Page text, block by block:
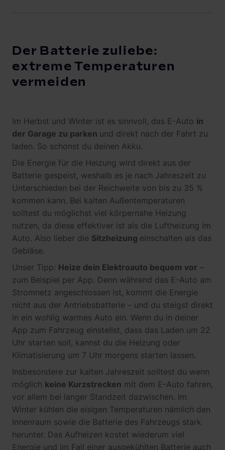
Der Batterie zuliebe:
extreme Temperaturen
vermeiden
Im Herbst und Winter ist es sinnvoll, das E-Auto in
der Garage zu parken und direkt nach der Fahrt zu
laden. So schonst du deinen Akku.
Die Energie für die Heizung wird direkt aus der
Batterie gespeist, weshalb es je nach Jahreszeit zu
Unterschieden bei der Reichweite von bis zu 35 %
kommen kann. Bei kalten Außentemperaturen
solltest du möglichst viel körpernahe Heizung
nutzen, da diese effektiver ist als die Luftheizung im
Auto. Also lieber die Sitzheizung einschalten als das
Gebläse.
Unser Tipp: Heize dein Elektroauto bequem vor –
zum Beispiel per App. Denn während das E-Auto am
Stromnetz angeschlossen ist, kommt die Energie
nicht aus der Antriebsbatterie – und du steigst direkt
in ein wohlig warmes Auto ein. Wenn du in deiner
App zum Fahrzeug einstellst, dass das Laden um 22
Uhr starten soll, kannst du die Heizung oder
Klimatisierung um 7 Uhr morgens starten lassen.
Insbesondere zur kalten Jahreszeit solltest du wenn
möglich keine Kurzstrecken mit dem E-Auto fahren,
vor allem bei langer Standzeit dazwischen. Im
Winter kühlen die eisigen Temperaturen nämlich den
Innenraum sowie die Batterie des Fahrzeugs stark
herunter. Das Aufheizen kostet wiederum viel
Energie und im Fall einer ausgekühlten Batterie auch